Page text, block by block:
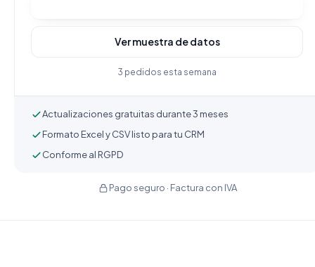
Ver muestra de datos
3 pedidos esta semana
Actualizaciones gratuitas durante 3 meses
Formato Excel y CSV listo para tu CRM
Conforme al RGPD
Pago seguro · Factura con IVA